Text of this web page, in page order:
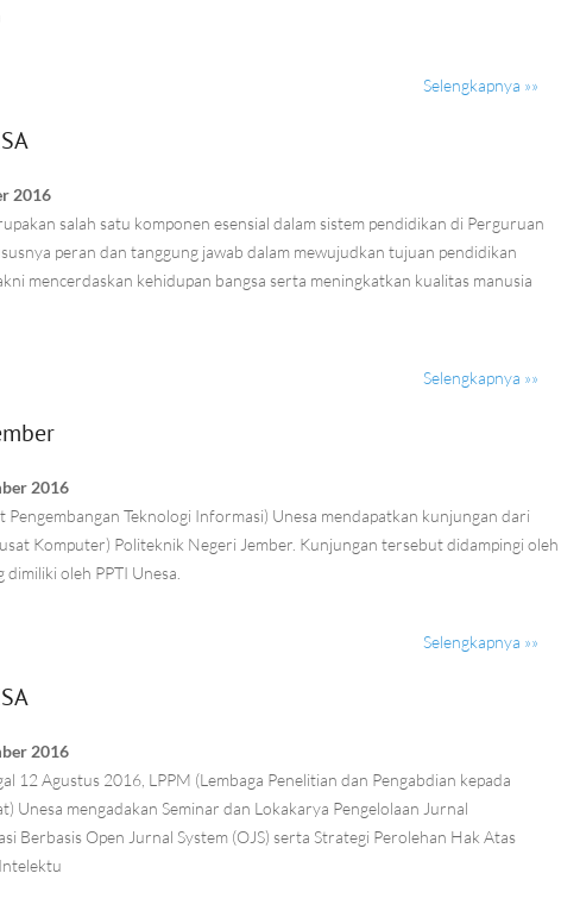
Selengkapnya »»
2016
salah satu komponen esensial dalam sistem pendidikan di Perguruan
peran dan tanggung jawab dalam mewujudkan tujuan pendidikan
mencerdaskan kehidupan bangsa serta meningkatkan kualitas manusia
Selengkapnya »»
2016
Pengembangan Teknologi Informasi) Unesa mendapatkan kunjungan dari
Komputer) Politeknik Negeri Jember. Kunjungan tersebut didampingi oleh
oleh PPTI Unesa.
Selengkapnya »»
2016
12 Agustus 2016, LPPM (Lembaga Penelitian dan Pengabdian kepada
Unesa mengadakan Seminar dan Lokakarya Pengelolaan Jurnal
Berbasis Open Jurnal System (OJS) serta Strategi Perolehan Hak Atas